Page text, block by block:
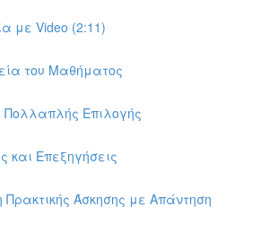
με Video (2:11)
του Μαθήματος
Πολλαπλής Επιλογής
και Επεξηγήσεις
Πρακτικής Άσκησης με Απάντηση